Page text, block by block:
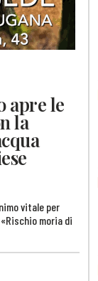
apre le
la
vitale per
moria di